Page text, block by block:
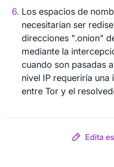
Los espacios de
necesitarían ser
direcciones ".onion"
mediante la
cuando son pasadas
nivel IP requeriría
entre Tor y el
Edita